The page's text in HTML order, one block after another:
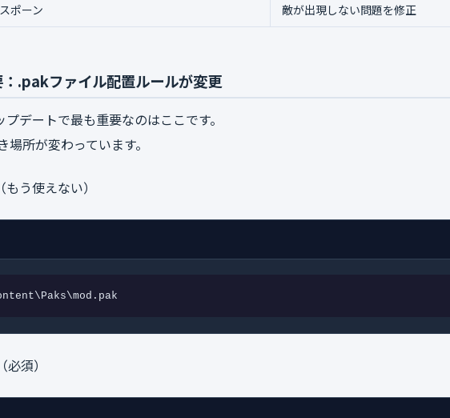
ポーン 敵が出現しない問題を修正
.pakファイル配置ルールが変更
デートで最も重要なのはここです。
場所が変わっています。
もう使えない）
須）